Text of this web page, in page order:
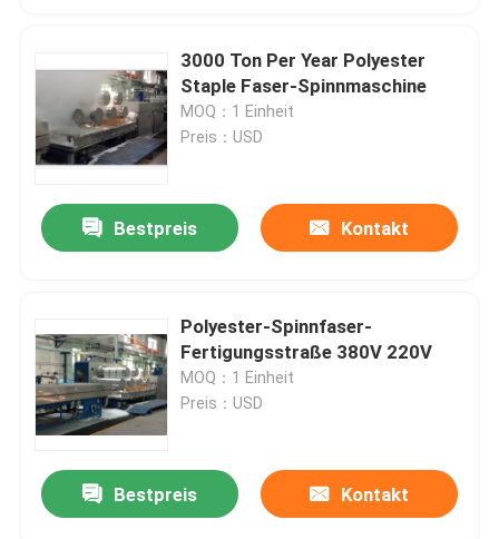
3000 Ton Per Year Polyester
Staple Faser-Spinnmaschine
MOQ：1 Einheit
Preis：USD
Bestpreis Kontakt
Polyester-Spinnfaser-
Fertigungsstraße 380V 220V
MOQ：1 Einheit
Preis：USD
Bestpreis Kontakt